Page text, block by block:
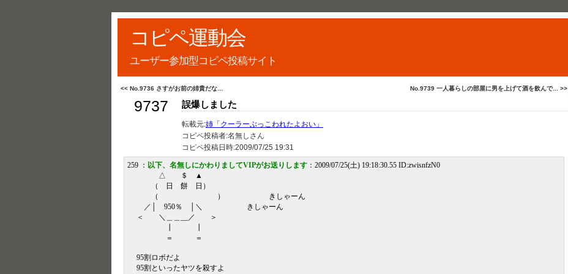
コピペ運動会
ユーザー参加型コピペ投稿サイト
No.9739 一人暮らしの部屋に男を上げて酒を飲んで... >>
<< No.9736 さすがお前の姉貴だな…
9737 誤爆しました
転載元:姉「クーラーぶっこわれたよおい」
コピペ投稿者:名無しさん
コピペ投稿日時:2009/07/25 19:31
259 ： 以下、名無しにかわりましてVIPがお送りします ：2009/07/25(土) 19:18:30.55 ID:zwisnfzN0
△ ＄ ▲
（ 日 餅 日）
（ ） きしゃーん
／│ 950％ │＼ きしゃーん
＜ ＼＿＿__／ ＞
＝ ＝
95割ロボだよ
95割といったヤツを殺すよ